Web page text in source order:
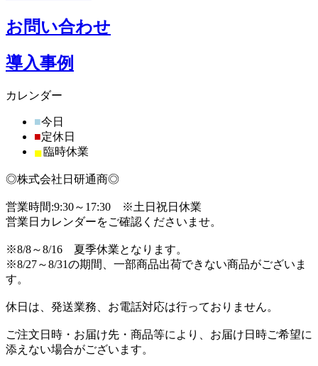
お問い合わせ
導入事例
カレンダー
■今日
■定休日
■臨時休業
◎株式会社日研通商◎
営業時間:9:30～17:30 ※土日祝日休業
営業日カレンダーをご確認くださいませ。
※8/8～8/16 夏季休業となります。
※8/27～8/31の期間、一部商品出荷できない商品がございま
す。
休日は、発送業務、お電話対応は行っておりません。
ご注文日時・お届け先・商品等により、お届け日時ご希望に
添えない場合がございます。